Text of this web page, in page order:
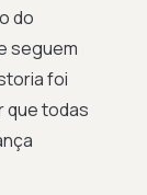
do
seguem
foi
que todas